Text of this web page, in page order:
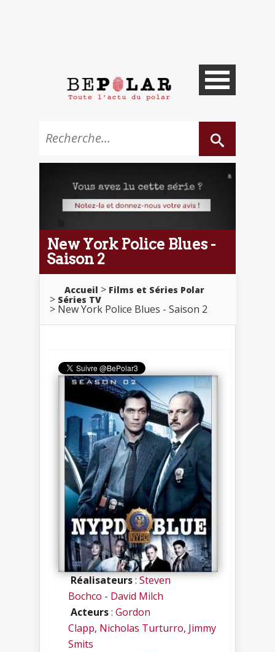
New York Police Blues -
Saison 2
Accueil
Films et Séries Polar
Séries TV
New York Police Blues - Saison 2
Réalisateurs:Steven
Bochco - David Milch
Acteurs: Gordon
Clapp, Nicholas Turturro, Jimmy
Smits